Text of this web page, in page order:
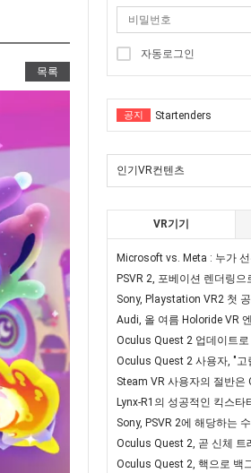
방주&성막 VR체험
는 교회에서도 VR체험을
시각장애 VR체험
변경,망막증,녹내장,백내장
VR스키/서핑체험
레이터로 VR체험을(스코어계산)
VR로잉머신체험
뮬레이터로 VR노젓기 체험을(스코어계산)
VR승마체험
험가능(안전한 VR스포츠 승마체험가능)
목록
자동로그인
공지
Tentacular
Startenders
Anshar Wars 2:
Tentacular
Vermillion
Startenders
Sword Reverie
Anshar Wars 2:
인기VR컨텐츠
VR기기
Sony, Playstation VR2 첫